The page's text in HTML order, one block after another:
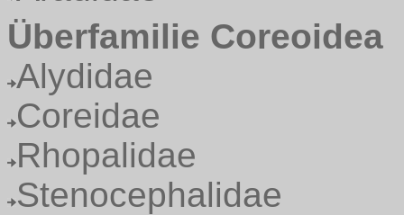
Überfamilie Coreoidea
Alydidae
Coreidae
Rhopalidae
Stenocephalidae